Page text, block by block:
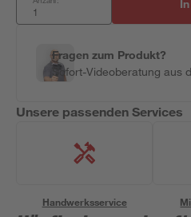
Fragen zum Produkt?
Sofort-Videoberatung aus
Unsere passenden Services
Handwerksservice